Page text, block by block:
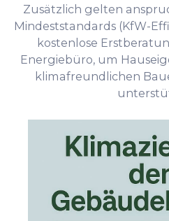
Zusätzlich gelten
Mindeststandards (KfW-
kostenlose
Energiebüro, um
klimafreundlichen